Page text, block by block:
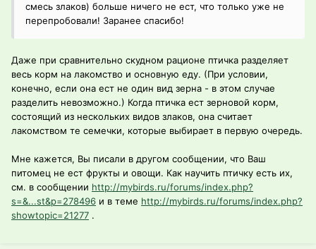
смесь злаков) больше ничего не ест, что только уже не
перепробовали! Заранее спасибо!
Даже при сравнительно скудном рационе птичка разделяет
весь корм на лакомство и основную еду. (При условии,
конечно, если она ест не один вид зерна - в этом случае
разделить невозможно.) Когда птичка ест зерновой корм,
состоящий из нескольких видов злаков, она считает
лакомством те семечки, которые выбирает в первую очередь.
Мне кажется, Вы писали в другом сообщении, что Ваш
питомец не ест фрукты и овощи. Как научить птичку есть их,
см. в сообщении http://mybirds.ru/forums/index.php?
s=&...st&p=278496 и в теме http://mybirds.ru/forums/index.php?
showtopic=21277 .